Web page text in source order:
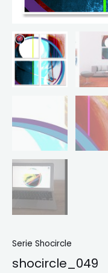
Serie Shocircle
shocircle_049